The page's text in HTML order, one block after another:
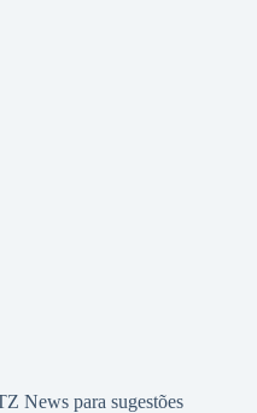
News para sugestões